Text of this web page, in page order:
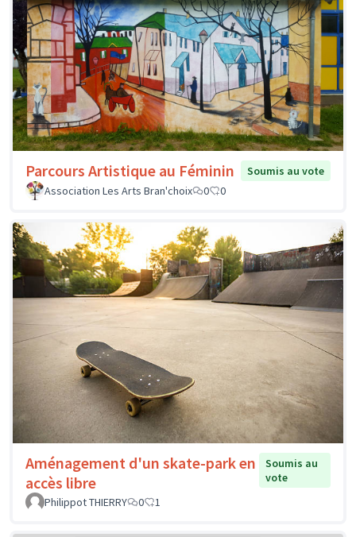
Parcours Artistique au Féminin
Soumis au vote
Association Les Arts Bran'choix
0 0
Aménagement d'un skate-park en
accès libre
Soumis au
vote
Philippot THIERRY
0 1